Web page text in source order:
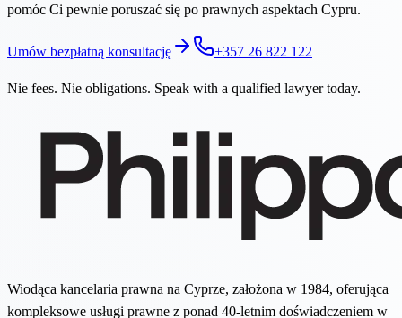
pomóc Ci pewnie poruszać się po prawnych aspektach Cypru.
Umów bezpłatną konsultację +357 26 822 122
Nie fees. Nie obligations. Speak with a qualified lawyer today.
Wiodąca kancelaria prawna na Cyprze, założona w 1984, oferująca
kompleksowe usługi prawne z ponad 40-letnim doświadczeniem w